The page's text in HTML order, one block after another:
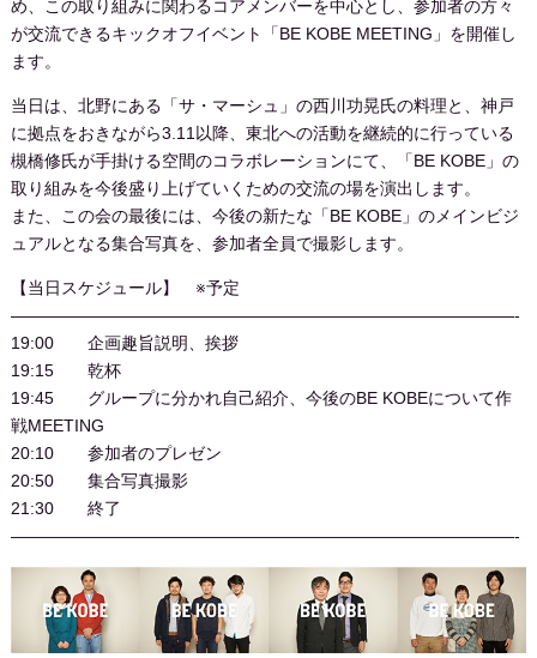
め、この取り組みに関わるコアメンバーを中心とし、参加者の方々
が交流できるキックオフイベント「BE KOBE MEETING」を開催し
ます。
当日は、北野にある「サ・マーシュ」の西川功晃氏の料理と、神戸
に拠点をおきながら3.11以降、東北への活動を継続的に行っている
槻橋修氏が手掛ける空間のコラボレーションにて、「BE KOBE」の
取り組みを今後盛り上げていくための交流の場を演出します。
また、この会の最後には、今後の新たな「BE KOBE」のメインビジ
ュアルとなる集合写真を、参加者全員で撮影します。
【当日スケジュール】 ※予定
——————————————————————————————-
19:00 企画趣旨説明、挨拶
19:15 乾杯
19:45 グループに分かれ自己紹介、今後のBE KOBEについて作
戦MEETING
20:10 参加者のプレゼン
20:50 集合写真撮影
21:30 終了
——————————————————————————————-